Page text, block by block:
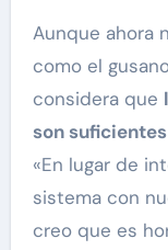
Aunque ahora
como el
considera que
son
«En lugar de
sistema con
creo que es